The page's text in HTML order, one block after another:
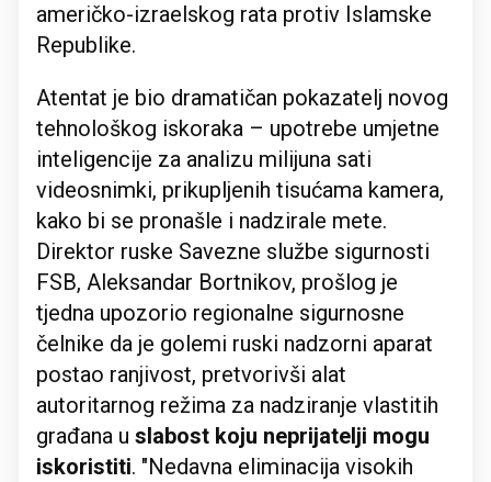
američko-izraelskog rata protiv Islamske
Republike.
Atentat je bio dramatičan pokazatelj novog
tehnološkog iskoraka – upotrebe umjetne
inteligencije za analizu milijuna sati
videosnimki, prikupljenih tisućama kamera,
kako bi se pronašle i nadzirale mete.
Direktor ruske Savezne službe sigurnosti
FSB, Aleksandar Bortnikov, prošlog je
tjedna upozorio regionalne sigurnosne
čelnike da je golemi ruski nadzorni aparat
postao ranjivost, pretvorivši alat
autoritarnog režima za nadziranje vlastitih
građana u slabost koju neprijatelji mogu
iskoristiti. "Nedavna eliminacija visokih